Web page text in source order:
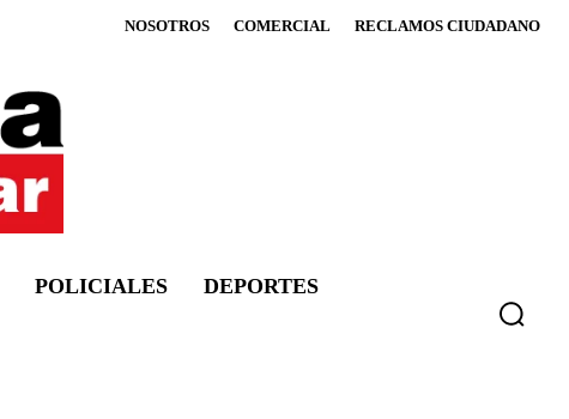
NOSOTROS COMERCIAL RECLAMOS CIUDADANO
POLICIALES DEPORTES